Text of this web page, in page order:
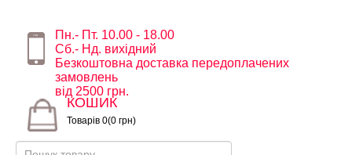
Пн.- Пт. 10.00 - 18.00
Сб.- Нд. вихідний
Безкоштовна доставка передоплачених
замовлень
від 2500 грн.
КОШИК
Товарів 0(0 грн)